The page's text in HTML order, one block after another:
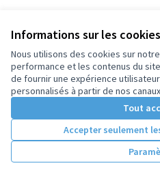
Informations sur les
Nous utilisons des cookies sur
performance et les contenus du
de fournir une expérience
personnalisés à partir de nos
Tout
Accepter seulement